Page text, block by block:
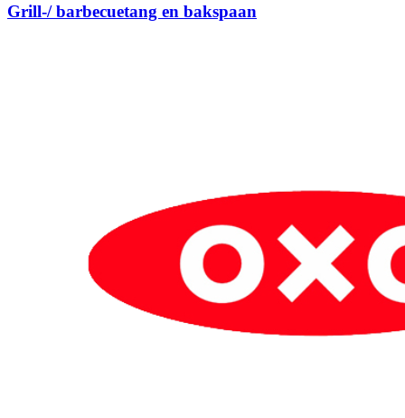
Grill-/ barbecuetang en bakspaan